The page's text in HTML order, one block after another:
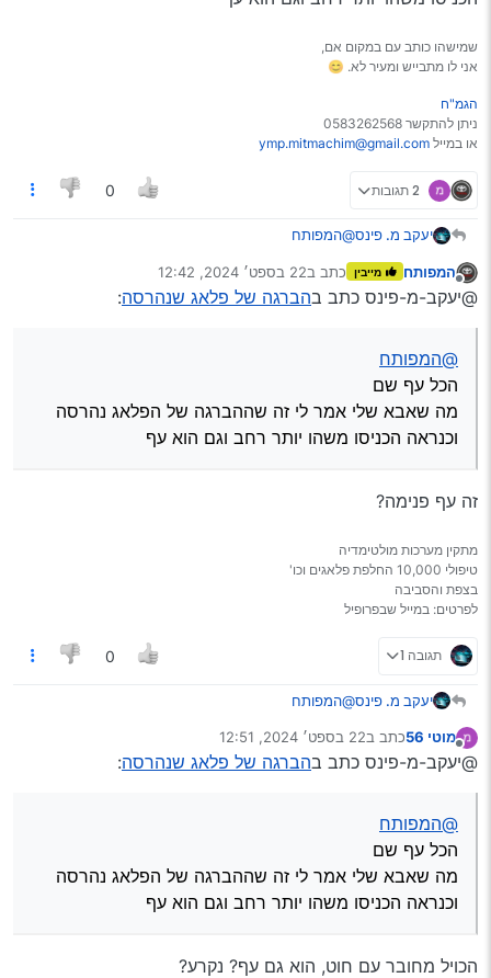
שמישהו כותב עם במקום אם,
אני לו מתבייש ומעיר לא. 😊
הגמ"ח
ניתן להתקשר 0583262568
או במייל ymp.mitmachim@gmail.com
2 תגובות 0
יעקב מ. פינס@המפותח
מה שאבא שלי אמר לי זה שההברגה של הפלאג נהרסה
וכנראה הכניסו משהו יותר רחב וגם הוא עף
מנותק
המפותח מייבין כתב ב22 בספט׳ 2024, 12:42
נערך לאחרונה על ידי
@יעקב-מ-פינס כתב בהברגה של פלאג שנהרסה:
@המפותח
הכל עף שם
מה שאבא שלי אמר לי זה שההברגה של הפלאג נהרסה
וכנראה הכניסו משהו יותר רחב וגם הוא עף
זה עף פנימה?
מתקין מערכות מולטימדיה
טיפולי 10,000 החלפת פלאגים וכו'
בצפת והסביבה
לפרטים: במייל שבפרופיל
תגובה 1 0
יעקב מ. פינס@המפותח
מה שאבא שלי אמר לי זה שההברגה של הפלאג נהרסה
וכנראה הכניסו משהו יותר רחב וגם הוא עף
מוטי 56 כתב ב22 בספט׳ 2024, 12:51
נערך לאחרונה על ידי
@יעקב-מ-פינס כתב בהברגה של פלאג שנהרסה:
@המפותח
הכל עף שם
מה שאבא שלי אמר לי זה שההברגה של הפלאג נהרסה
וכנראה הכניסו משהו יותר רחב וגם הוא עף
הכויל מחובר עם חוט, הוא גם עף? נקרע?